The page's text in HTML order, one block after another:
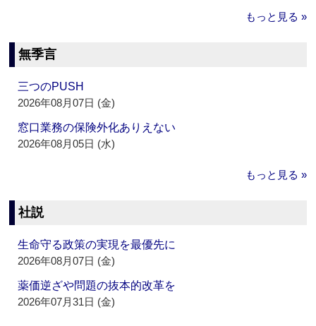
もっと見る »
無季言
三つのPUSH
2026年08月07日 (金)
窓口業務の保険外化ありえない
2026年08月05日 (水)
もっと見る »
社説
生命守る政策の実現を最優先に
2026年08月07日 (金)
薬価逆ざや問題の抜本的改革を
2026年07月31日 (金)